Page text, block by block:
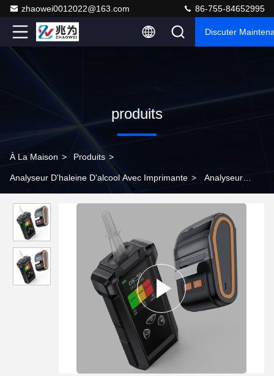
zhaowei0012022@163.com 86-755-84652995
Discuter
produits
À La Maison > Produits >
Analyseur D'haleine D'alcool Avec Imprimante > Analyseur
12cm * 5,7cm * 2,7cm